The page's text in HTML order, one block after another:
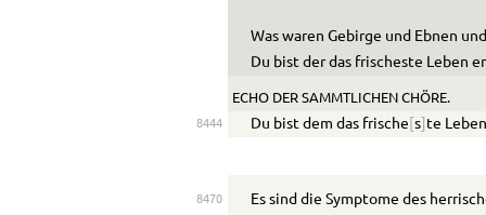
Was waren Gebirge und Ebnen
Du bist der das frischeste Leben
ECHO DER SAMMTLICHEN CHÖRE.
8444 Du bist dem das frische [s te
8470
Es sind die Symptome des